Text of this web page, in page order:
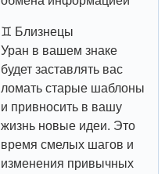
♊️ Близнецы
Уран в вашем знаке
будет заставлять вас
ломать старые шаблоны
и привносить в вашу
жизнь новые идеи. Это
время смелых шагов и
изменения привычных